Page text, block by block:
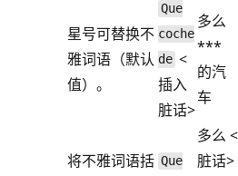
星号可替换不
雅词语（默认
值）。
Que
coche
de <
插入
脏话>
多么
***
的汽
车
将不雅词语括 Que
多么 <
脏话>